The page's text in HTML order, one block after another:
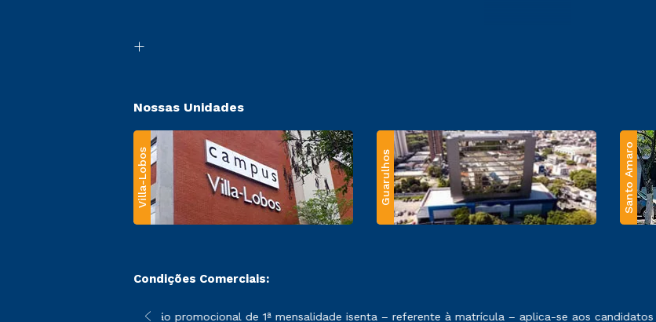
Nossas Unidades
Villa-Lobos Guarulhos Santo Amaro
Condições Comerciais:
sofrer alterações nos períodos de rematrícula conforme exposto no contrato de prestação de serviços.
*A condição promocional de 1ª mensalidade isenta – referente à matrícula – aplica-se aos